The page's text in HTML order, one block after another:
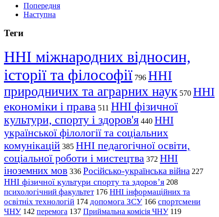
Попередня
Наступна
Теги
ННІ міжнародних відносин,
історії та філософії 796 ННІ
природничих та аграрних наук 570 ННІ
економіки і права 511 ННІ фізичної
культури, спорту і здоров'я 440 ННІ
української філології та соціальних
комунікацій 385 ННІ педагогічної освіти,
соціальної роботи і мистецтва 372 ННІ
іноземних мов 336 Російсько-українська війна 227
ННІ фізичної культури спорту та здоров’я 208
психологічний факультет 176 ННІ інформаційних та
освітніх технологій 174 допомога ЗСУ 166 спортсмени
ЧНУ 142 перемога 137 Приймальна комісія ЧНУ 119